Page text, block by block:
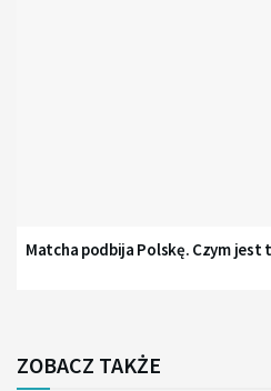
Matcha podbija Polskę. Czym jest
ZOBACZ TAKŻE